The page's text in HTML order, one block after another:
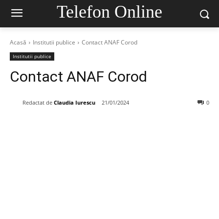
Telefon Online
Acasă Institutii publice Contact ANAF Corod
Institutii publice
Contact ANAF Corod
Redactat de Claudia Iurescu 21/01/2024 0